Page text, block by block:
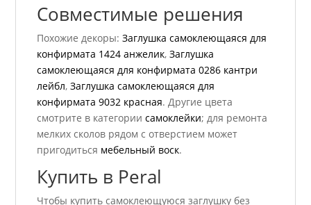
Совместимые решения
Похожие декоры:Заглушка самоклеющаяся для
конфирмата 1424 анжелик,Заглушка
самоклеющаяся для конфирмата 0286 кантри
лейбл,Заглушка самоклеющаяся для
конфирмата 9032 красная. Другие цвета
смотрите в категориисамоклейки; для ремонта
мелких сколов рядом с отверстием может
пригодиться мебельный воск.
Купить в Peral
Чтобы купить самоклеющуюся заглушку без